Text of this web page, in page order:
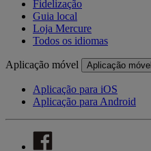
Fidelização
Guia local
Loja Mercure
Todos os idiomas
Aplicação móvel Aplicação móvel
Aplicação para iOS
Aplicação para Android